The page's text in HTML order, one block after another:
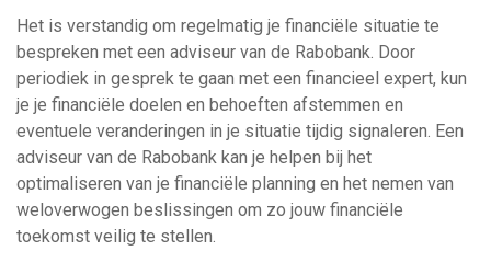
Het is verstandig om regelmatig je financiële situatie te
bespreken met een adviseur van de Rabobank. Door
periodiek in gesprek te gaan met een financieel expert, kun
je je financiële doelen en behoeften afstemmen en
eventuele veranderingen in je situatie tijdig signaleren. Een
adviseur van de Rabobank kan je helpen bij het
optimaliseren van je financiële planning en het nemen van
weloverwogen beslissingen om zo jouw financiële
toekomst veilig te stellen.